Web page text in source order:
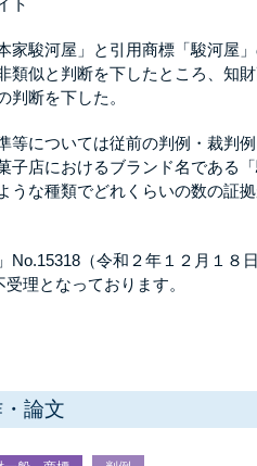
ト
家駿河屋」と引用商標「駿河屋
類似と判断を下したところ、知
判断を下した。
等については従前の判例・裁判
子店におけるブランド名である
うな種類でどれくらいの数の証
No.15318（令和２年１２月１８
理となっております。
論文